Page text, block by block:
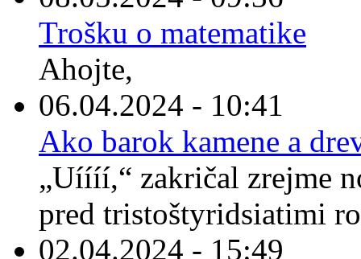
Trošku o matematike
Ahojte,
06.04.2024 - 10:41
Ako barok kamene a
„Uíííí,“ zakričal zrejme
pred tristoštyridsiatimi
02.04.2024 - 15:49